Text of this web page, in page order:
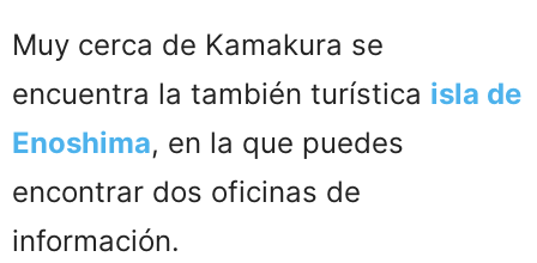
Muy cerca de Kamakura se
encuentra la también turística isla de
Enoshima, en la que puedes
encontrar dos oficinas de
información.